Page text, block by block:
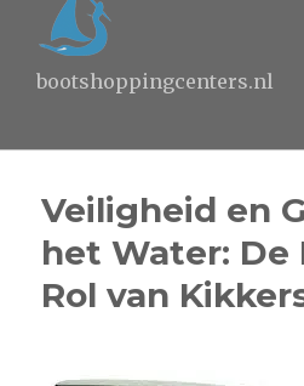
bootshoppingcenters.nl
Veiligheid en
het Water: De
Rol van